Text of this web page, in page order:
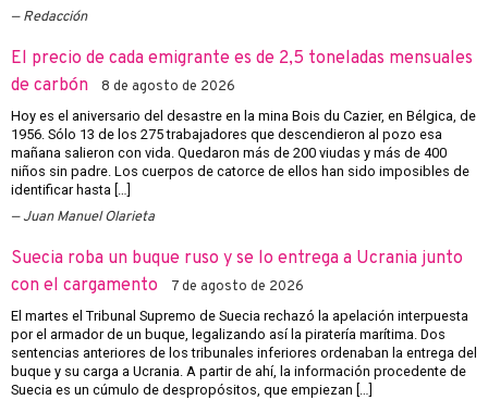
Redacción
El precio de cada emigrante es de 2,5 toneladas mensuales
de carbón
8 de agosto de 2026
Hoy es el aniversario del desastre en la mina Bois du Cazier, en Bélgica, de
1956. Sólo 13 de los 275 trabajadores que descendieron al pozo esa
mañana salieron con vida. Quedaron más de 200 viudas y más de 400
niños sin padre. Los cuerpos de catorce de ellos han sido imposibles de
identificar hasta […]
Juan Manuel Olarieta
Suecia roba un buque ruso y se lo entrega a Ucrania junto
con el cargamento
7 de agosto de 2026
El martes el Tribunal Supremo de Suecia rechazó la apelación interpuesta
por el armador de un buque, legalizando así la piratería marítima. Dos
sentencias anteriores de los tribunales inferiores ordenaban la entrega del
buque y su carga a Ucrania. A partir de ahí, la información procedente de
Suecia es un cúmulo de despropósitos, que empiezan […]